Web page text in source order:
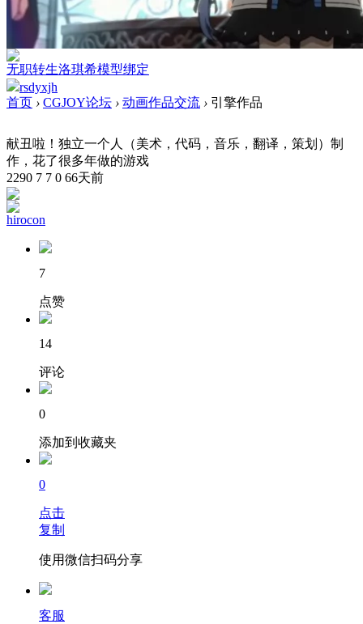
无职转生洛琪希模型绑定
rsdyxjh
首页 › CGJOY论坛 › 动画作品交流 › 引擎作品
献丑啦！独立一个人（美术，代码，音乐，翻译，策划）制
作，花了很多年做的游戏
2290 7 7 0 66天前
hirocon
7
点赞
14
评论
0
添加到收藏夹
0
点击
复制
使用微信扫码分享
客服